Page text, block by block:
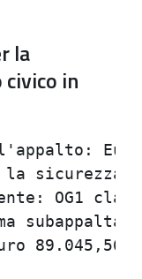
la
in
per la
ma
Euro